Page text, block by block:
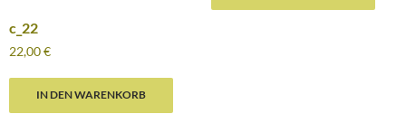
c_22
22,00€
IN DEN WARENKORB